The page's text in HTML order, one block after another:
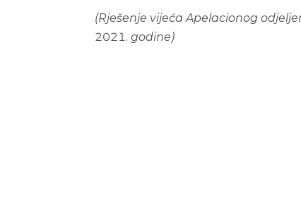
(Rješenje vijeća Apelacionog
godine)